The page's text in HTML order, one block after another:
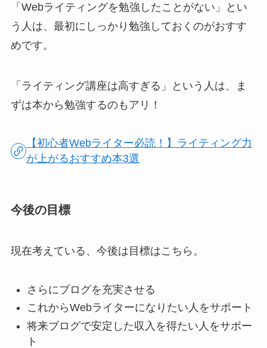
「Webライティングを勉強したことがない」とい
う人は、最初にしっかり勉強しておくのがおすす
めです。
「ライティング講座は高すぎる」という人は、ま
ずは本から勉強するのもアリ！
【初心者Webライター必読！】ライティング力
が上がるおすすめ本3選
今後の目標
現在考えている、今後は目標はこちら。
さらにブログを充実させる
これからWebライターになりたい人をサポート
将来ブログで安定した収入を得たい人をサポー
ト